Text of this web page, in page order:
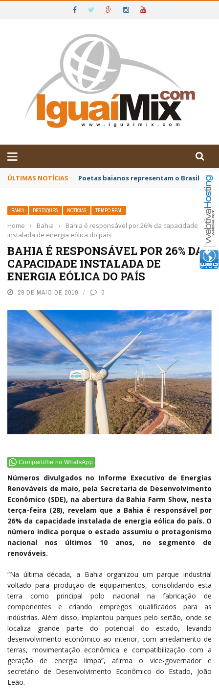
IGUAÍ E SUDOESTE DA BAHIA
ÚLTIMAS NOTÍCIAS Poetas baianos representam o Brasil no
BAHIA DESTAQUES NOTÍCIAS TEMPO REAL
Home › Bahia ›
Bahia é responsável por 26% da capacidade
instalada de energia eólica do país
BAHIA É RESPONSÁVEL POR 26% DA
CAPACIDADE INSTALADA DE
ENERGIA EÓLICA DO PAÍS
28 DE MAIO DE 2019 0
Compartilhe no WhatsApp
Números divulgados no Informe Executivo de Energias
Renováveis de maio, pela Secretaria de Desenvolvimento
Econômico (SDE), na abertura da Bahia Farm Show, nesta
terça-feira (28), revelam que a Bahia é responsável por
26% da capacidade instalada de energia eólica do país. O
número indica porque o estado assumiu o protagonismo
nacional nos últimos 10 anos, no segmento de
renováveis.
“Na última década, a Bahia organizou um parque industrial
voltado para produção de equipamentos, consolidando esta
terra como principal polo nacional na fabricação de
componentes e criando empregos qualificados para as
indústrias. Além disso, implantou parques pelo sertão, onde se
localiza grande parte do potencial do estado, levando
desenvolvimento econômico ao interior, com arredamento de
terras, movimentação econômica e compatibilização com a
geração de energia limpa”, afirma o vice-governador e
secretário de Desenvolvimento Econômico do Estado, João
Leão.